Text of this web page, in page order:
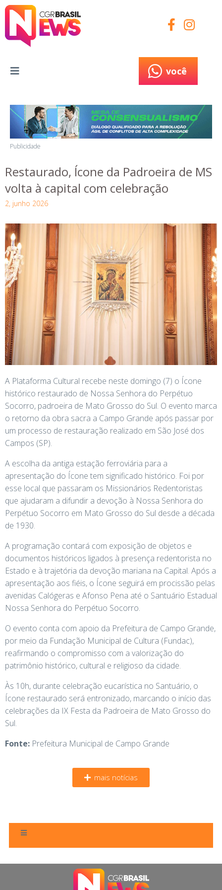
você
Publicidade
Restaurado, Ícone da Padroeira de MS
volta à capital com celebração
2, junho 2026
A Plataforma Cultural recebe neste domingo (7) o Ícone
histórico restaurado de Nossa Senhora do Perpétuo
Socorro, padroeira de Mato Grosso do Sul. O evento marca
o retorno da obra sacra a Campo Grande após passar por
um processo de restauração realizado em São José dos
Campos (SP).
A escolha da antiga estação ferroviária para a
apresentação do Ícone tem significado histórico. Foi por
esse local que passaram os Missionários Redentoristas
que ajudaram a difundir a devoção à Nossa Senhora do
Perpétuo Socorro em Mato Grosso do Sul desde a década
de 1930.
A programação contará com exposição de objetos e
documentos históricos ligados à presença redentorista no
Estado e à trajetória da devoção mariana na Capital. Após a
apresentação aos fiéis, o Ícone seguirá em procissão pelas
avenidas Calógeras e Afonso Pena até o Santuário Estadual
Nossa Senhora do Perpétuo Socorro.
O evento conta com apoio da Prefeitura de Campo Grande,
por meio da Fundação Municipal de Cultura (Fundac),
reafirmando o compromisso com a valorização do
patrimônio histórico, cultural e religioso da cidade.
Às 10h, durante celebração eucarística no Santuário, o
Ícone restaurado será entronizado, marcando o início das
celebrações da IX Festa da Padroeira de Mato Grosso do
Sul.
Fonte: Prefeitura Municipal de Campo Grande
mais notícias